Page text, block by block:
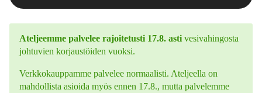
Ateljeemme palvelee rajoitetusti 17.8. asti vesivahingosta
johtuvien korjaustöiden vuoksi.
Verkkokauppamme palvelee normaalisti. Ateljeella on
mahdollista asioida myös ennen 17.8., mutta palvelemme